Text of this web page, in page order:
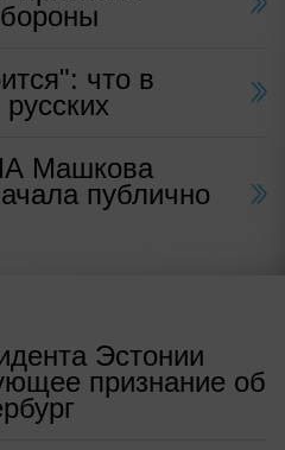
что в
Машкова
публично
Эстонии
признание об